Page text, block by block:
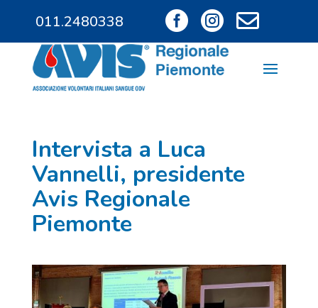
011.2480338
011.9685828
  
Intervista a Luca
Vannelli, presidente
Avis Regionale
Piemonte